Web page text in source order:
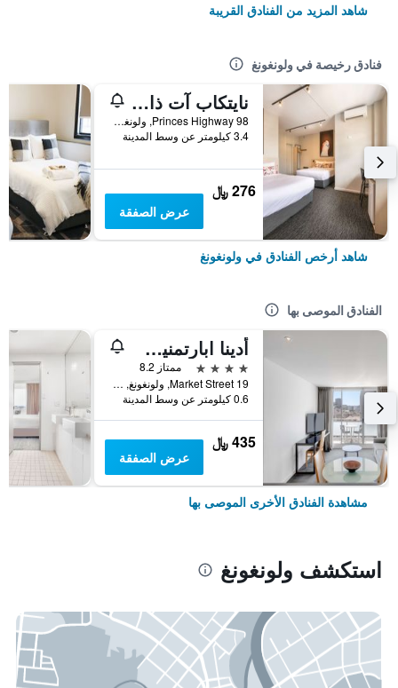
شاهد المزيد من الفنادق القريبة
فنادق رخيصة في ولونغونغ
نايتكاب آت ذا تشارلز هوتل
98 Princes Highway, ولونغونغ, NSW, أستراليا
3.4 كيلومتر عن وسط المدينة
276 ﷼
عرض الصفقة
شاهد أرخص الفنادق في ولونغونغ
الفنادق الموصى بها
أدينا ابارتمنيت هوتل ولونجونج
4 نجوم
ممتاز 8.2
19 Market Street, ولونغونغ, NSW, أستراليا
0.6 كيلومتر عن وسط المدينة
435 ﷼
عرض الصفقة
مشاهدة الفنادق الأخرى الموصى بها
استكشف ولونغونغ